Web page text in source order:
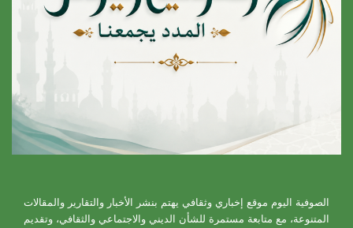
الصوفية اليوم موقع إخباري وثقافي يهتم بنشر الأخبار والتقارير والمقالات
المتنوعة، مع متابعة مستمرة للشأن الديني والاجتماعي والثقافي، وتقديم